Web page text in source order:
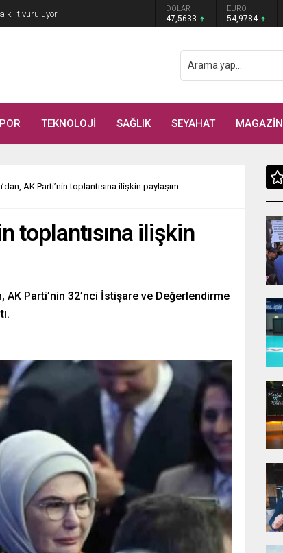
kilit vuruluyor DOLAR
47,5633
EURO
54,9784
TEKNOLOJİ SAĞLIK SEYAHAT MAGAZİN
AK Parti’nin toplantısına ilişkin paylaşım
toplantısına ilişkin
AK Parti’nin 32’nci İstişare ve Değerlendirme